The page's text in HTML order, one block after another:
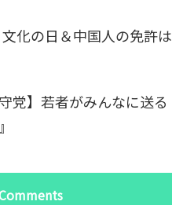
文化の日＆中国人の免許は
守党】若者がみんなに送